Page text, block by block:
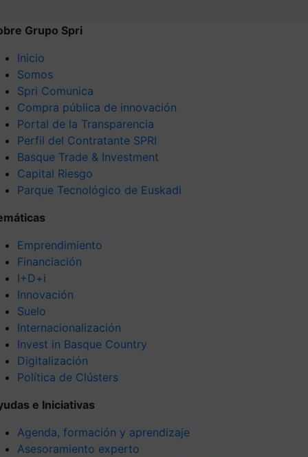
Grupo Spri
Inicio
Somos
Spri Comunica
Compra pública de innovación
Portal de la Transparencia
Perfil del Contratante SPRI
Basque Trade & Investment
Capital Riesgo
Parque Tecnológico de Euskadi
Emprendimiento
Financiación
I+D+i
Innovación
Suelo
Internacionalización
Invest in Basque Country
Digitalización
Política de Clústers
e Iniciativas
Agenda, formación y aprendizaje
Asesoramiento experto